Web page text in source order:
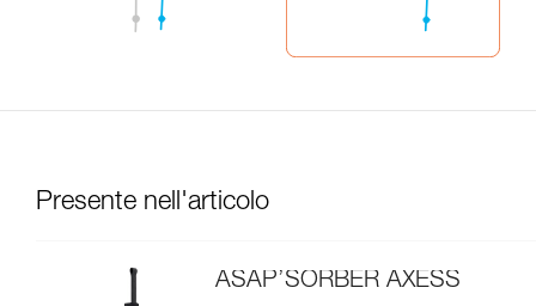
Presente nell'articolo
ASAP’SORBER AXESS